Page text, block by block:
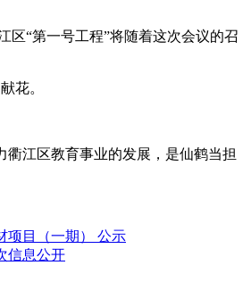
区“第一号工程”将随着这次会议的召
花。
江区教育事业的发展，是仙鹤当担
项目（一期） 公示
信息公开